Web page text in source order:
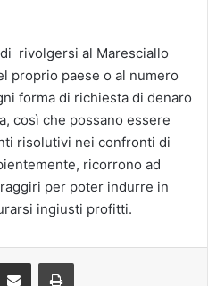
rivolgersi al Maresciallo
proprio paese o al numero
forma di richiesta di denaro
così che possano essere
risolutivi nei confronti di
ricorrono ad
per poter indurre in
ingiusti profitti.